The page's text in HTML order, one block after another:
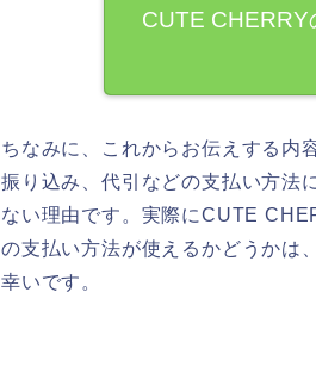
CUTE CHERRY
ちなみに、これからお伝えする内
振り込み、代引などの支払い方法
ない理由です。実際にCUTE
の支払い方法が使えるかどうかは
幸いです。